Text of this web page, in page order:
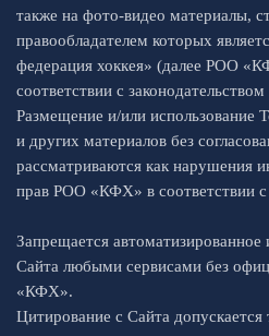
также на фото-видео материалы,
правообладателем которых
федерация хоккея» (далее РОО
соответствии с
Размещение и/или использование
и других материалов без
рассматриваются как нарушения
прав РОО «КФХ» в соответствии
Запрещается
Сайта любыми сервисами без
«КФХ».
Цитирование с Сайта